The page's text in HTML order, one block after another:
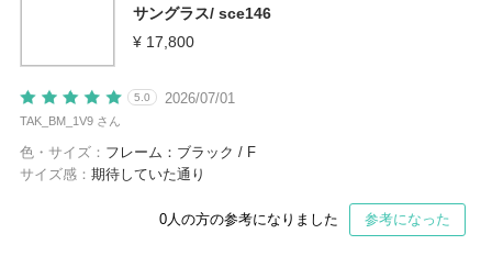
サングラス/ sce146
¥ 17,800
2026/07/01
5.0
TAK_BM_1V9 さん
色・サイズ： フレーム：ブラック / F
サイズ感： 期待していた通り
0 人の方の参考になりました 参考になった